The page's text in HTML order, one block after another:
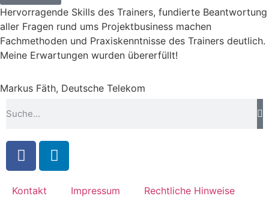
Hervorragende Skills des Trainers, fundierte Beantwortung
aller Fragen rund ums Projektbusiness machen
Fachmethoden und Praxiskenntnisse des Trainers deutlich.
Meine Erwartungen wurden übererfüllt!
Markus Fäth, Deutsche Telekom
Kontakt Impressum Rechtliche Hinweise